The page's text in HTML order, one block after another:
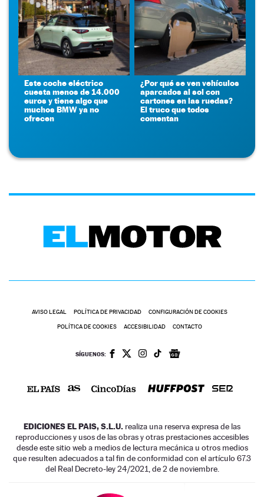
Este coche eléctrico
cuesta menos de 14.000
euros y tiene algo que
muchos BMW ya no
ofrecen
¿Por qué se ven vehículos
aparcados al sol con
cartones en las ruedas?
El truco que todos
comentan
AVISO LEGAL POLÍTICA DE PRIVACIDAD CONFIGURACIÓN DE COOKIES
POLÍTICA DE COOKIES ACCESIBILIDAD CONTACTO
SÍGUENOS:
EDICIONES EL PAIS, S.L.U. realiza una reserva expresa de las
reproducciones y usos de las obras y otras prestaciones accesibles
desde este sitio web a medios de lectura mecánica u otros medios
que resulten adecuados a tal fin de conformidad con el artículo 67.3
del Real Decreto-ley 24/2021, de 2 de noviembre.